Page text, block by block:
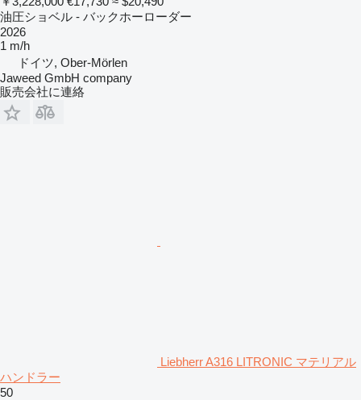
油圧ショベル - バックホーローダー
2026
1 m/h
ドイツ, Ober-Mörlen
Jaweed GmbH company
販売会社に連絡
Liebherr A316 LITRONIC マテリアル
ハンドラー
50